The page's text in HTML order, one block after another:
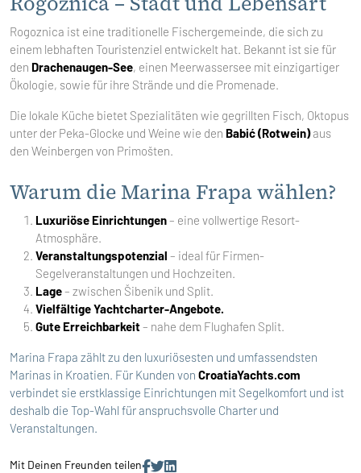
Rogoznica ist eine traditionelle Fischergemeinde, die sich zu
einem lebhaften Touristenziel entwickelt hat. Bekannt ist sie für
den Drachenaugen-See, einen Meerwassersee mit einzigartiger
Ökologie, sowie für ihre Strände und die Promenade.
Die lokale Küche bietet Spezialitäten wie gegrillten Fisch, Oktopus
unter der Peka-Glocke und Weine wie den Babić (Rotwein)aus
den Weinbergen von Primošten.
Warum die Marina Frapa wählen?
Luxuriöse Einrichtungen– eine vollwertige Resort-
Atmosphäre.
Veranstaltungspotenzial – ideal für Firmen-
Segelveranstaltungen und Hochzeiten.
Lage– zwischen Šibenik und Split.
Vielfältige Yachtcharter-Angebote.
Gute Erreichbarkeit– nahe dem Flughafen Split.
Marina Frapa zählt zu den luxuriösesten und umfassendsten
Marinas in Kroatien. Für Kunden von CroatiaYachts.com
verbindet sie erstklassige Einrichtungen mit Segelkomfort und ist
deshalb die Top-Wahl für anspruchsvolle Charter und
Veranstaltungen.
Mit Deinen Freunden teilen